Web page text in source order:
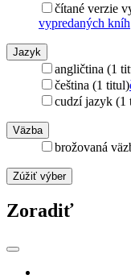
čítané verzie
vypredaných kníh
Jazyk
angličtina (1
čeština (1 titul)
cudzí jazyk (1
Väzba
brožovaná
Zúžiť výber
Zoradiť